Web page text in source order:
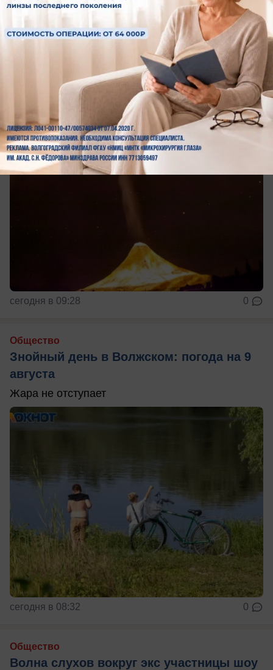
Общество
Гороскоп на 10 августа: кому в любви
повезёт, а кому стоит умерить аппетиты
Для всех знаков зодиака
сегодня в 09:28 0
Общество
Знойный день в Волжском: погода на 9
августа
Жара не отступает
сегодня в 08:32 0
Общество
Волна слухов вокруг экс участницы шоу